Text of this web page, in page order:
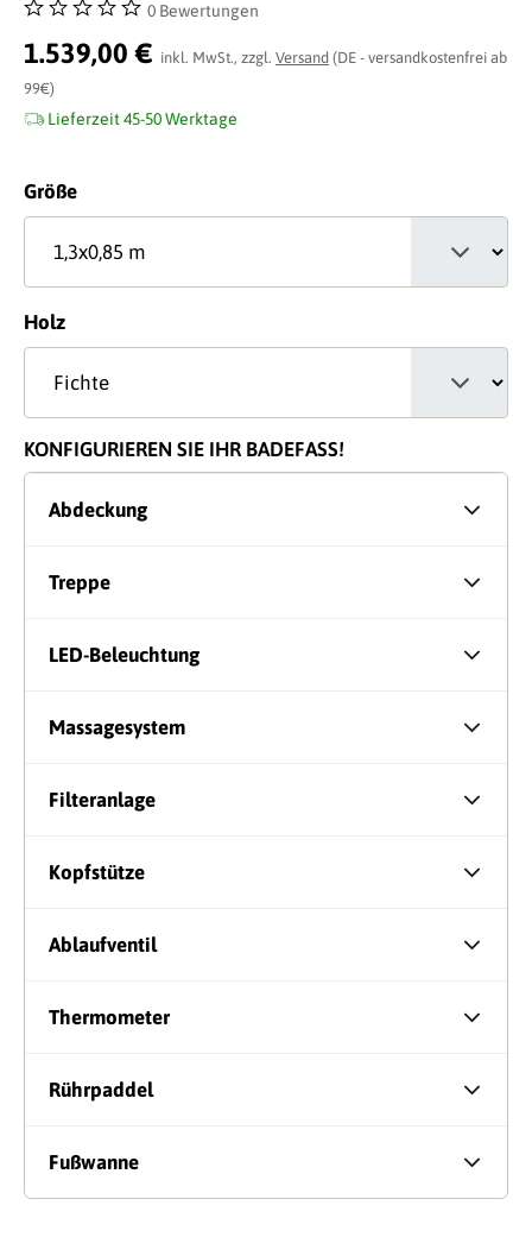
Durchschnittliche Bewertung von 0 von 5 Sternen
0 Bewertungen
1.539,00 € inkl. MwSt., zzgl. Versand (DE - versandkostenfrei ab
99€)
Lieferzeit 45-50 Werktage
Größeauswählen
Holzauswählen
KONFIGURIEREN SIE IHR BADEFASS!
Abdeckung
Treppe
LED-Beleuchtung
Massagesystem
Filteranlage
Kopfstütze
Ablaufventil
Thermometer
Rührpaddel
Fußwanne